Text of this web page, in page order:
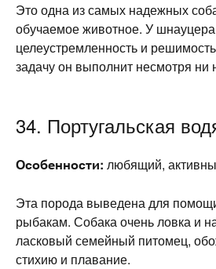
Это одна из самых надежных
обучаемое животное. У шнауцера
целеустремленность и
задачу он выполнит несмотря ни
34. Португальская
Особенности: любящий,
Эта порода выведена для
рыбакам. Собака очень ловка и
ласковый семейный питомец,
стихию и плавание.